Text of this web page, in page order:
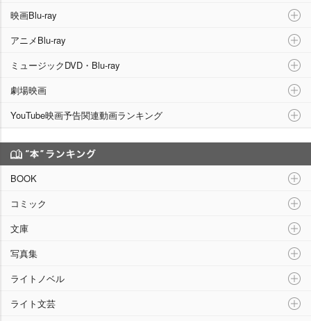
映画Blu-ray
アニメBlu-ray
ミュージックDVD・Blu-ray
劇場映画
YouTube映画予告関連動画ランキング
BOOK
コミック
文庫
写真集
ライトノベル
ライト文芸